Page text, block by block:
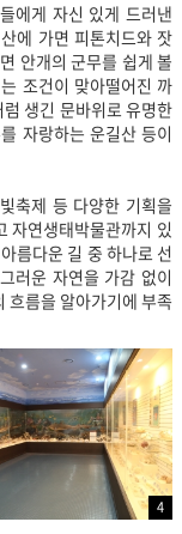
에게 자신 있게 드러낸
에 가면 피톤치드와 잣
안개의 군무를 쉽게 볼
조건이 맞아떨어진 까
생긴 문바위로 유명한
자랑하는 운길산 등이
축제 등 다양한 기획을
자연생태박물관까지 있
름다운 길 중 하나로 선
러운 자연을 가감 없이
흐름을 알아가기에 부족
4